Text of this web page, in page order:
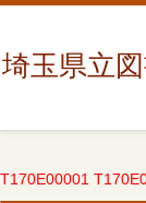
埼玉県立
T170E00001